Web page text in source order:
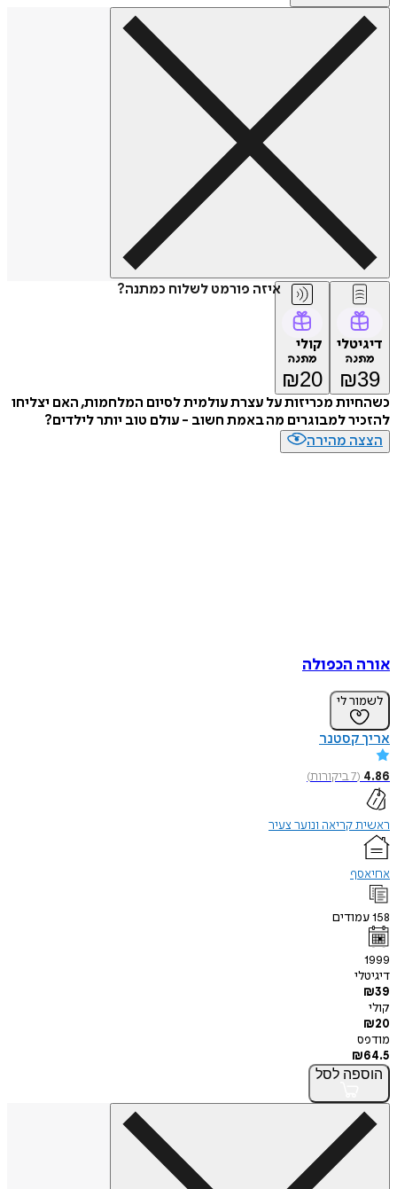
איזה פורמט לשלוח כמתנה?
דיגיטלי
מתנה
₪39
קולי
מתנה
₪20
כשהחיות מכריזות על עצרת עולמית לסיום המלחמות, האם יצליחו
להזכיר למבוגרים מה באמת חשוב - עולם טוב יותר לילדים?
הצצה מהירה
אורה הכפולה
לשמור לי
אריך קסטנר
4.86
(
7ביקורות)
ראשית קריאה ונוער צעיר
אחיאסף
158עמודים
1999
דיגיטלי
₪39
קולי
₪20
מודפס
₪64.5
הוספה לסל